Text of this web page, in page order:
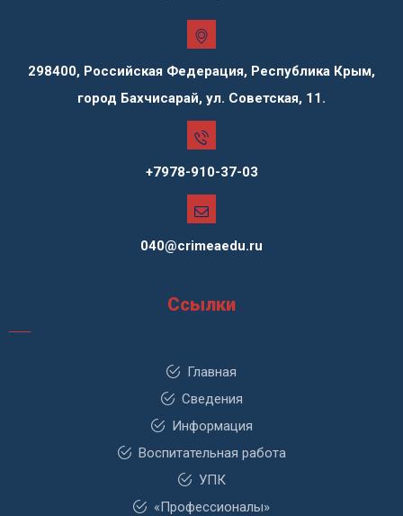
298400, Российская Федерация, Республика Крым,
город Бахчисарай, ул. Советская, 11.
+7978-910-37-03
040@crimeaedu.ru
Ссылки
Главная
Сведения
Информация
Воспитательная работа
УПК
«Профессионалы»